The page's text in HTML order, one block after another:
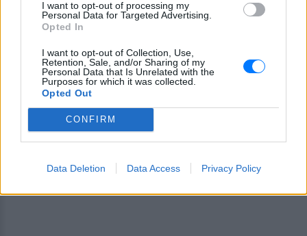
I want to opt-out of processing my
Personal Data for Targeted Advertising.
Opted In
I want to opt-out of Collection, Use,
Retention, Sale, and/or Sharing of my
Personal Data that Is Unrelated with the
Purposes for which it was collected.
Opted Out
CONFIRM
Data Deletion Data Access Privacy Policy